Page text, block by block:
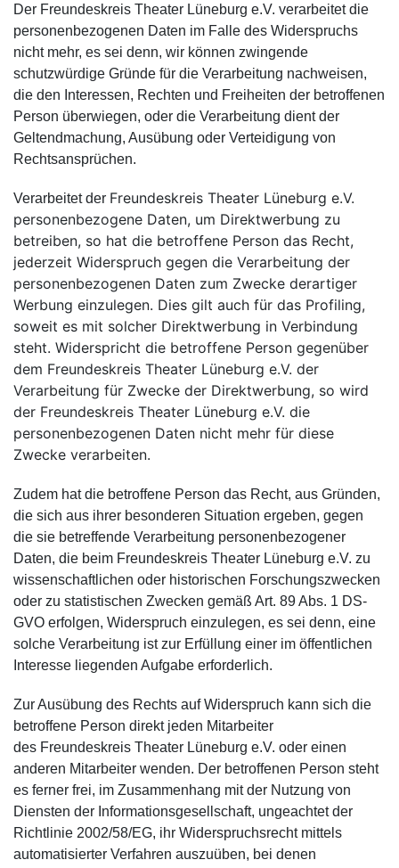
Der Freundeskreis Theater Lüneburg e.V. verarbeitet die
personenbezogenen Daten im Falle des Widerspruchs
nicht mehr, es sei denn, wir können zwingende
schutzwürdige Gründe für die Verarbeitung nachweisen,
die den Interessen, Rechten und Freiheiten der betroffenen
Person überwiegen, oder die Verarbeitung dient der
Geltendmachung, Ausübung oder Verteidigung von
Rechtsansprüchen.
Verarbeitet der Freundeskreis Theater Lüneburg e.V.
personenbezogene Daten, um Direktwerbung zu
betreiben, so hat die betroffene Person das Recht,
jederzeit Widerspruch gegen die Verarbeitung der
personenbezogenen Daten zum Zwecke derartiger
Werbung einzulegen. Dies gilt auch für das Profiling,
soweit es mit solcher Direktwerbung in Verbindung
steht. Widerspricht die betroffene Person gegenüber
dem Freundeskreis Theater Lüneburg e.V. der
Verarbeitung für Zwecke der Direktwerbung, so wird
der Freundeskreis Theater Lüneburg e.V. die
personenbezogenen Daten nicht mehr für diese
Zwecke verarbeiten.
Zudem hat die betroffene Person das Recht, aus Gründen,
die sich aus ihrer besonderen Situation ergeben, gegen
die sie betreffende Verarbeitung personenbezogener
Daten, die beim Freundeskreis Theater Lüneburg e.V. zu
wissenschaftlichen oder historischen Forschungszwecken
oder zu statistischen Zwecken gemäß Art. 89 Abs. 1 DS-
GVO erfolgen, Widerspruch einzulegen, es sei denn, eine
solche Verarbeitung ist zur Erfüllung einer im öffentlichen
Interesse liegenden Aufgabe erforderlich.
Zur Ausübung des Rechts auf Widerspruch kann sich die
betroffene Person direkt jeden Mitarbeiter
des Freundeskreis Theater Lüneburg e.V. oder einen
anderen Mitarbeiter wenden. Der betroffenen Person steht
es ferner frei, im Zusammenhang mit der Nutzung von
Diensten der Informationsgesellschaft, ungeachtet der
Richtlinie 2002/58/EG, ihr Widerspruchsrecht mittels
automatisierter Verfahren auszuüben, bei denen